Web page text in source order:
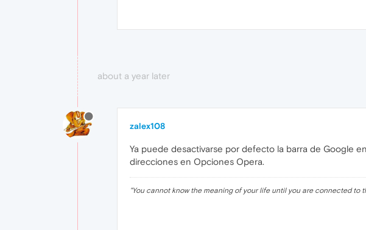
about a year later
zalex108
Ya puede desactivarse por defecto la barra de Google
direcciones en Opciones Opera.
"You cannot know the meaning of your life until you are connected to